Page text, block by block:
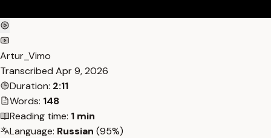
Artur_Vimo
Transcribed Apr 9, 2026
Duration: 2:11
Words: 148
Reading time: 1 min
Language: Russian (95%)